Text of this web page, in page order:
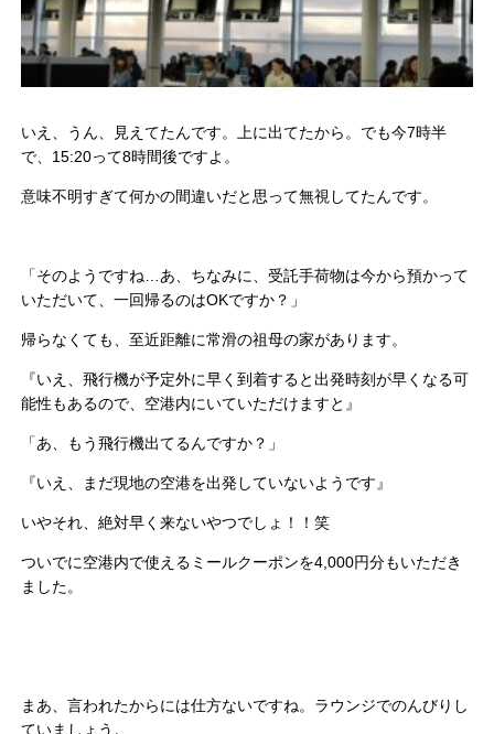
いえ、うん、見えてたんです。上に出てたから。でも今7時半
で、15:20って8時間後ですよ。
意味不明すぎて何かの間違いだと思って無視してたんです。
「そのようですね…あ、ちなみに、受託手荷物は今から預かって
いただいて、一回帰るのはOKですか？」
帰らなくても、至近距離に常滑の祖母の家があります。
『いえ、飛行機が予定外に早く到着すると出発時刻が早くなる可
能性もあるので、空港内にいていただけますと』
「あ、もう飛行機出てるんですか？」
『いえ、まだ現地の空港を出発していないようです』
いやそれ、絶対早く来ないやつでしょ！！笑
ついでに空港内で使えるミールクーポンを4,000円分もいただき
ました。
まあ、言われたからには仕方ないですね。ラウンジでのんびりし
ていましょう。